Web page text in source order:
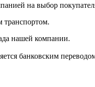
на выбор
нашей компании.
банковским